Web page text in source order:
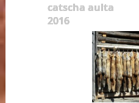
catscha aulta
2016